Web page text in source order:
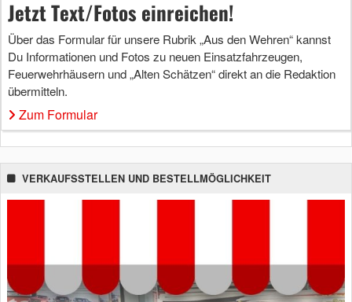
Jetzt Text/Fotos einreichen!
Über das Formular für unsere Rubrik „Aus den Wehren“ kannst
Du Informationen und Fotos zu neuen Einsatzfahrzeugen,
Feuerwehrhäusern und „Alten Schätzen“ direkt an die Redaktion
übermitteln.
Zum Formular
VERKAUFSSTELLEN UND BESTELLMÖGLICHKEIT